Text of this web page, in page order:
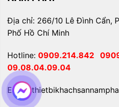
Địa chỉ: 266/10 Lê Đình Cẩn,
Phố Hồ Chí Minh
Hotline: 0909.214.842
09.08.04.09.04
Email: